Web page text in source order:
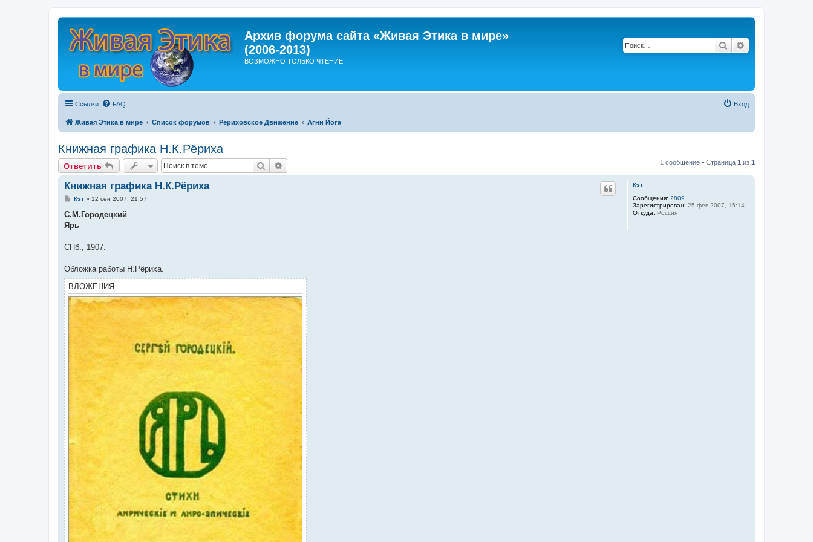
Архив форума сайта «Живая Этика в мире»
(2006-2013)
ВОЗМОЖНО ТОЛЬКО ЧТЕНИЕ
Поиск
Ссылки FAQ Вход
Живая Этика в мире Список форумов Рериховское Движение Агни Йога
Книжная графика Н.К.Рёриха
Ответить Поиск 1 сообщение • Страница 1 из 1
Кэт
Сообщения: 2809
Зарегистрирован: 25 фев 2007, 15:14
Откуда: Россия
Книжная графика Н.К.Рёриха
С
о
щ
и
Кэт» 12 сен 2007, 21:57
С.М.Городецкий
Ярь
СПб., 1907.
Обложка работы Н.Рёриха.
ВЛОЖЕНИЯ